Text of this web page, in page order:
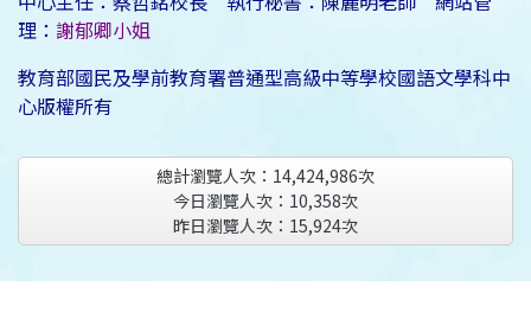
理： 謝郁卿小姐
教育部國民及學前教育署普通型高級中等學校國語文學科中
心版權所有
總計瀏覽人次： 14,424,986次
今日瀏覽人次： 10,358次
昨日瀏覽人次： 15,924次